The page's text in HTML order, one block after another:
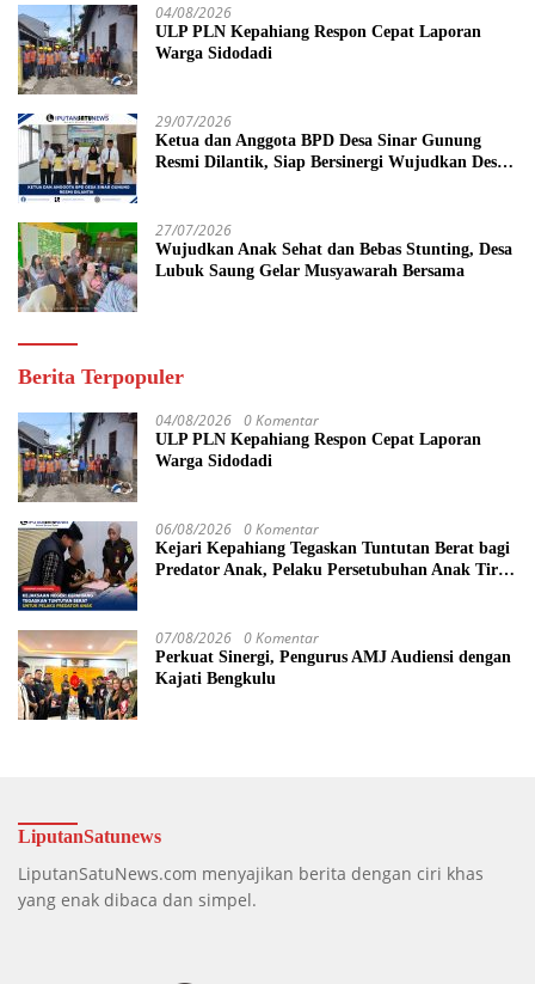
04/08/2026
ULP PLN Kepahiang Respon Cepat Laporan
Warga Sidodadi
29/07/2026
Ketua dan Anggota BPD Desa Sinar Gunung
Resmi Dilantik, Siap Bersinergi Wujudkan Desa
27/07/2026
Wujudkan Anak Sehat dan Bebas Stunting, Desa
Lubuk Saung Gelar Musyawarah Bersama
Berita Terpopuler
04/08/2026 0 Komentar
ULP PLN Kepahiang Respon Cepat Laporan
Warga Sidodadi
06/08/2026 0 Komentar
Kejari Kepahiang Tegaskan Tuntutan Berat bagi
Predator Anak, Pelaku Persetubuhan Anak Tiri
07/08/2026 0 Komentar
Perkuat Sinergi, Pengurus AMJ Audiensi dengan
Kajati Bengkulu
LiputanSatunews
LiputanSatuNews.com menyajikan berita dengan ciri khas
yang enak dibaca dan simpel.